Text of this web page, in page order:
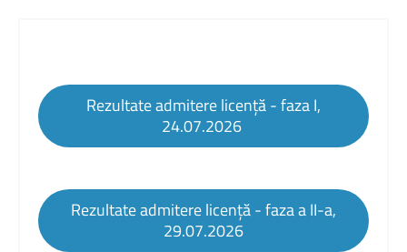
Rezultate admitere licență - faza I,
24.07.2026
Rezultate admitere licență - faza a II-a,
29.07.2026